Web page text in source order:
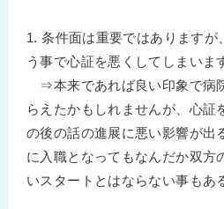
1. 条件面は重要ではありますが
う事で心証を悪くしてしまいま
⇒本来であれば良い印象で病
らえたかもしれませんが、心証
の後の話の進展に悪い影響が出
に入職となってもなんだか双方
いスタートとはならない事もあ